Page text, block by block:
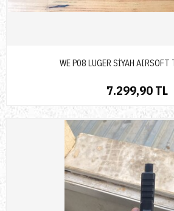
WE P08 LUGER SİYAH AIRSOFT
7.299,90 TL